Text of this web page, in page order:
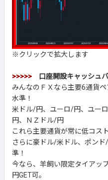
※クリックで拡大します
>>>>> 口座開設キャッシュ
みんなのＦＸなら主要6通貨
水準！
米ドル/円、ユーロ/円、ユー
円、ＮＺドル/円
これら主要通貨が常に低コス
さらに豪ドル/米ドル、ポン
準！
今なら、羊飼い限定タイアッ
円GET可。